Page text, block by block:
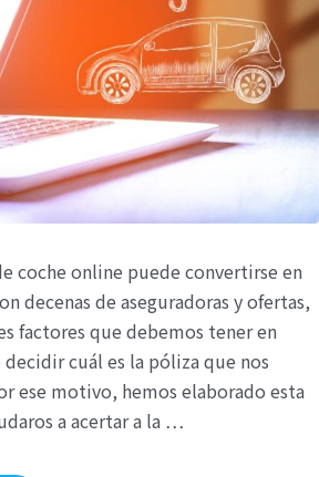
coche online puede convertirse en
decenas de aseguradoras y ofertas,
factores que debemos tener en
cuál es la póliza que nos
ese motivo, hemos elaborado esta
a acertar a la …